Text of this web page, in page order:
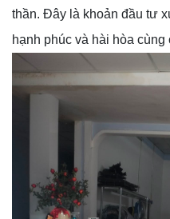
thần. Đây là khoản đầu tư
hạnh phúc và hài hòa cùng